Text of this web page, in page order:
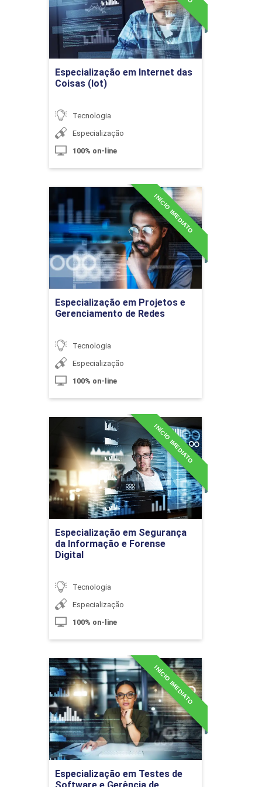
SCRUM)
10h
10h
10h
Métodos Ágeis, Design de Interação e
User Experience (UX)
10h
Especialização em Internet das
Coisas (Iot)
Tecnologia
Especialização
100% on-line
Detalhes do curso
Ir para Inscrição
Especialização em Projetos e
Gerenciamento de Redes
INÍCIO IMEDIATO
Tecnologia
Especialização
100% on-line
Especialização em Projetos
e Gerenciamento de Redes
Detalhes do curso
Ir para Inscrição
Especialização em Segurança
da Informação e Forense
Digital
INÍCIO IMEDIATO
Tecnologia
Especialização
100% on-line
Especialização em
Segurança da Informação e
Forense Digital
Detalhes do curso
Especialização em Testes de
INÍCIO IMEDIATO
Especialização em Testes
de Software e Gerência de
Configuração
Detalhes do curso